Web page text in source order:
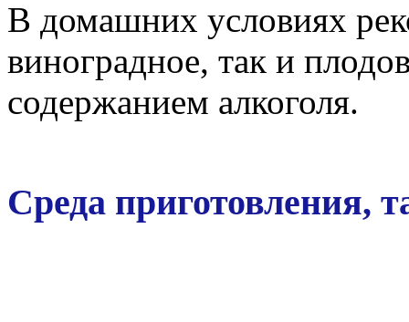
В домашних условиях
виноградное, так и
содержанием алкоголя.
Среда приготовления,